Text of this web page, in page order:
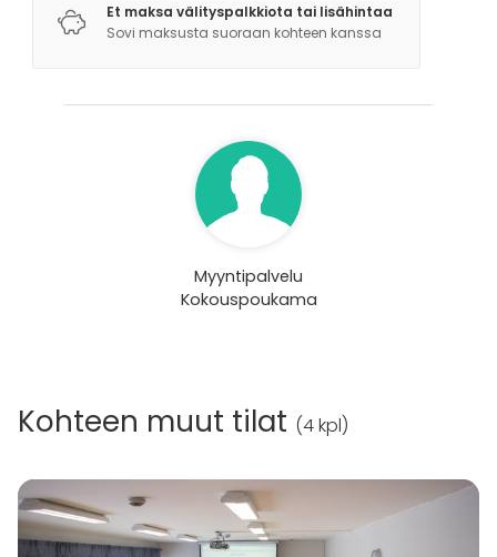
Et maksa välityspalkkiota tai lisähintaa
Sovi maksusta suoraan kohteen kanssa
Myyntipalvelu
Kokouspoukama
Kohteen muut tilat (4 kpl)